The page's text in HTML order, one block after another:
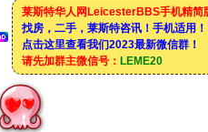
莱斯特华人网LeicesterBBS手机精简
找房，二手，莱斯特咨讯！手机适用！
点击这里查看我们2023最新微信群！
请先加群主微信号： LEME20